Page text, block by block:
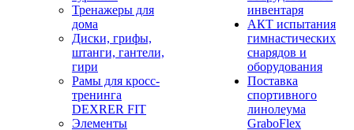
Тренажеры для
дома
Диски, грифы,
штанги, гантели,
гири
Рамы для кросс-
тренинга
DEXRER FIT
Элементы
инвентаря
АКТ испытания
гимнастических
снарядов и
оборудования
Поставка
спортивного
линолеума
GraboFlex